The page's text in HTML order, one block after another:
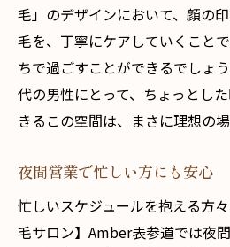
毛」のデザインにおいて、顔の
毛を、丁寧にケアしていくこと
ちで過ごすことができるでしょ
代の男性にとって、ちょっとし
きるこの空間は、まさに理想の場
夜間営業で忙しい方にも安心
忙しいスケジュールを抱える方
毛サロン】Amber表参道では夜